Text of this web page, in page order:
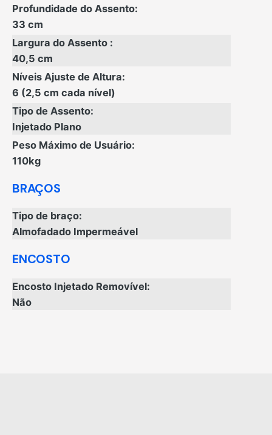
Profundidade do Assento:
33 cm
Largura do Assento :
40,5 cm
Níveis Ajuste de Altura:
6 (2,5 cm cada nível)
Tipo de Assento:
Injetado Plano
Peso Máximo de Usuário:
110kg
BRAÇOS
Tipo de braço:
Almofadado Impermeável
ENCOSTO
Encosto Injetado Removível:
Não